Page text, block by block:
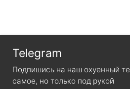
Telegram
Подпишись на наш охуенный
самое, но только под рукой